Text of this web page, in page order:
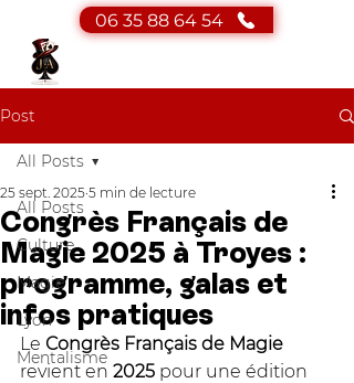
06 35 88 64 54
Post
All Posts
Culture
Magie
Lyon
Mentalisme
All Posts
Congrès Français de
Magie 2025 à Troyes :
programme, galas et
infos pratiques
25 sept. 2025 5 min de lecture
Le Congrès Français de Magie
revient en 2025 pour une édition